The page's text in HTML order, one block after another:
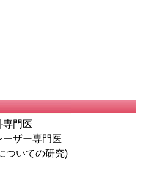
門医
ザー専門医
ついての研究)